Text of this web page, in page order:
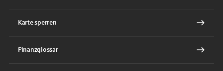
Karte sperren
Finanzglossar